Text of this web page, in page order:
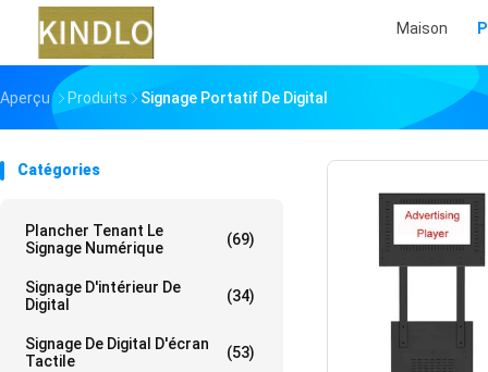
Maison
Aperçu Produits Signage Portatif De Digital
Catégories
Plancher Tenant Le
Signage Numérique
(69)
Signage D'intérieur De
Digital
(34)
Signage De Digital D'écran
Tactile
(53)